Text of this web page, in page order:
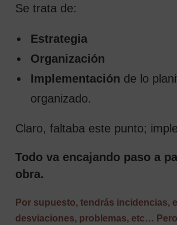
Se trata de:
Estrategia
Organización
Implementación de lo
organizado.
Claro, faltaba este punto;
Todo va encajando paso a
obra.
Por supuesto, tendrás incidencias,
desviaciones, problemas, etc…